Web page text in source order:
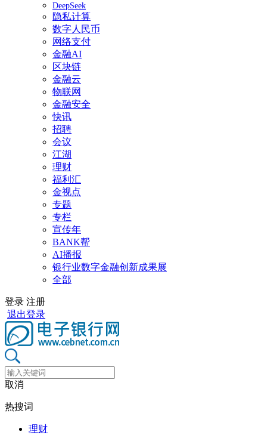
DeepSeek
隐私计算
数字人民币
网络支付
金融AI
区块链
金融云
物联网
金融安全
快讯
招聘
会议
江湖
理财
福利汇
金视点
专题
专栏
宣传年
BANK帮
AI播报
银行业数字金融创新成果展
全部
登录 注册
退出登录
取消
热搜词
理财